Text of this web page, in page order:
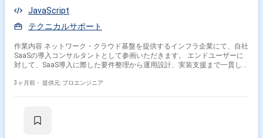
JavaScript
テクニカルサポート
作業内容 ネットワーク・クラウド基盤を提供するインフラ企業にて、自社
SaaSの導入コンサルタントとして参画いただきます。 エンドユーザーに
対して、SaaS導入に際した要件整理から運用設計、実装支援まで一貫して
踏まえ、タグマネジメントツールを用いた実装支援を行います。 運用フェ
ていただきます 他にもプロダクト導入プロセスの課題を整理し、社内へフ
3ヶ月前・ 提供元: プロエンジニア